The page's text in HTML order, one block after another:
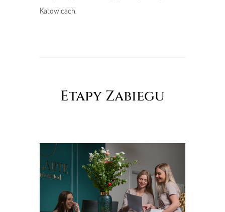
Katowicach.
Etapy Zabiegu